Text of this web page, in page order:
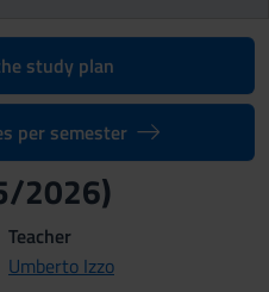
study plan
per semester
2026)
Teacher
Umberto Izzo